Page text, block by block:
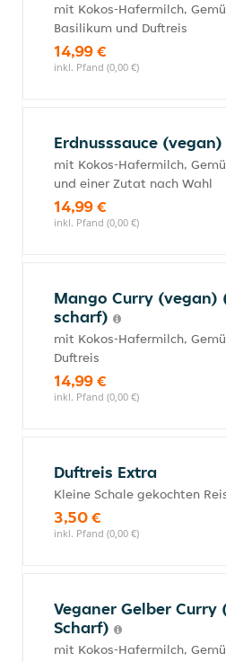
mit Kokos-Hafermilch,
Basilikum und Duftreis
14,99 €
inkl. Pfand (0,00 €)
Erdnusssauce (vegan)
mit Kokos-Hafermilch,
und einer Zutat nach Wahl
14,99 €
inkl. Pfand (0,00 €)
Mango Curry (vegan)
scharf)
mit Kokos-Hafermilch,
Duftreis
14,99 €
inkl. Pfand (0,00 €)
Duftreis Extra
Kleine Schale gekochten
3,50 €
inkl. Pfand (0,00 €)
Veganer Gelber Curry
Scharf)
mit Kokos-Hafermilch,